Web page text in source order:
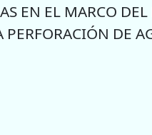
EN EL MARCO DEL
DE